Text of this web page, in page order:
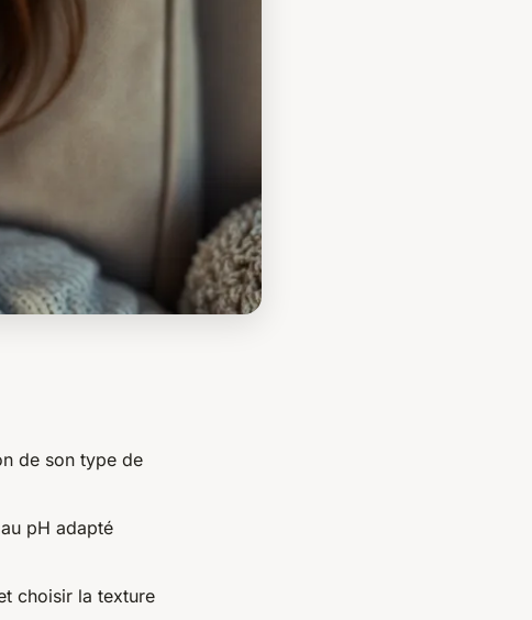
de son type de
pH adapté
choisir la texture